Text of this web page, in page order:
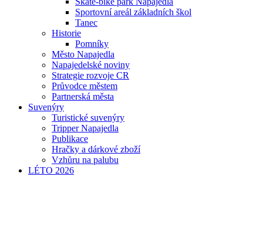
Sportovní areál základních škol
Tanec
Historie
Pomníky
Město Napajedla
Napajedelské noviny
Strategie rozvoje CR
Průvodce městem
Partnerská města
Suvenýry
Turistické suvenýry
Tripper Napajedla
Publikace
Hračky a dárkové zboží
Vzhůru na palubu
LÉTO 2026